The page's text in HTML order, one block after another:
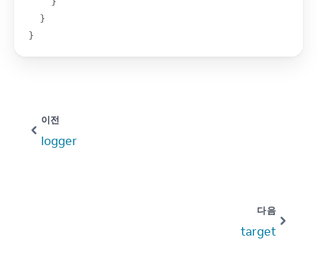
}
}
이전
logger
다음
target